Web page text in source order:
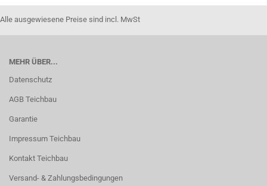
Alle ausgewiesene Preise sind incl. MwSt
MEHR ÜBER...
Datenschutz
AGB Teichbau
Garantie
Impressum Teichbau
Kontakt Teichbau
Versand- & Zahlungsbedingungen